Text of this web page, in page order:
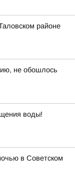
районе
не обошлось
воды!
в Советском